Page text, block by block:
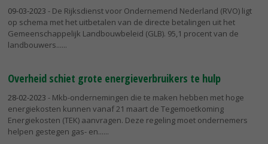
09-03-2023 - De Rijksdienst voor Ondernemend Nederland (RVO) ligt
op schema met het uitbetalen van de directe betalingen uit het
Gemeenschappelijk Landbouwbeleid (GLB). 95,1 procent van de
landbouwers...
Overheid schiet grote energieverbruikers te hulp
28-02-2023 - Mkb-ondernemingen die te maken hebben met hoge
energiekosten kunnen vanaf 21 maart de Tegemoetkoming
Energiekosten (TEK) aanvragen. Deze regeling moet ondernemers
helpen gestegen gas- en...